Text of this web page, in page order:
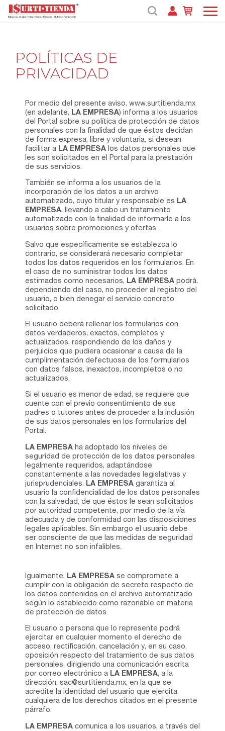
POLÍTICAS DE
PRIVACIDAD
Por medio del presente aviso, www.surtitienda.mx
(en adelante, LA EMPRESA) informa a los usuarios
del Portal sobre su política de protección de datos
personales con la finalidad de que éstos decidan
de forma expresa, libre y voluntaria, si desean
facilitar a LA EMPRESA los datos personales que
les son solicitados en el Portal para la prestación
de sus servicios.
También se informa a los usuarios de la
incorporación de los datos a un archivo
automatizado, cuyo titular y responsable es LA
EMPRESA, llevando a cabo un tratamiento
automatizado con la finalidad de informarle a los
usuarios sobre promociones y ofertas.
Salvo que específicamente se establezca lo
contrario, se considerará necesario completar
todos los datos requeridos en los formularios. En
el caso de no suministrar todos los datos
estimados como necesarios, LA EMPRESA podrá,
dependiendo del caso, no proceder al registro del
usuario, o bien denegar el servicio concreto
solicitado.
El usuario deberá rellenar los formularios con
datos verdaderos, exactos, completos y
actualizados, respondiendo de los daños y
perjuicios que pudiera ocasionar a causa de la
cumplimentación defectuosa de los formularios
con datos falsos, inexactos, incompletos o no
actualizados.
Si el usuario es menor de edad, se requiere que
cuente con el previo consentimiento de sus
padres o tutores antes de proceder a la inclusión
de sus datos personales en los formularios del
Portal.
LA EMPRESA ha adoptado los niveles de
seguridad de protección de los datos personales
legalmente requeridos, adaptándose
constantemente a las novedades legislativas y
jurisprudenciales. LA EMPRESA garantiza al
usuario la confidencialidad de los datos personales
con la salvedad, de que éstos le sean solicitados
por autoridad competente, por medio de la vía
adecuada y de conformidad con las disposiciones
legales aplicables. Sin embargo el usuario debe
ser consciente de que las medidas de seguridad
en Internet no son infalibles.
Igualmente, LA EMPRESA se compromete a
cumplir con la obligación de secreto respecto de
los datos contenidos en el archivo automatizado
según lo establecido como razonable en materia
de protección de datos.
El usuario o persona que lo represente podrá
ejercitar en cualquier momento el derecho de
acceso, rectificación, cancelación y, en su caso,
oposición respecto del tratamiento de sus datos
personales, dirigiendo una comunicación escrita
por correo electrónico a LA EMPRESA, a la
dirección: sac@surtitienda.mx, en la que se
acredite la identidad del usuario que ejercita
cualquiera de los derechos citados en el presente
párrafo.
LA EMPRESA comunica a los usuarios, a través del